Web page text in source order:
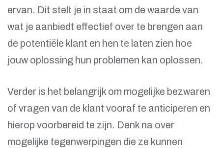
ervan. Dit stelt je in staat om de waarde van
wat je aanbiedt effectief over te brengen aan
de potentiële klant en hen te laten zien hoe
jouw oplossing hun problemen kan oplossen.
Verder is het belangrijk om mogelijke bezwaren
of vragen van de klant vooraf te anticiperen en
hierop voorbereid te zijn. Denk na over
mogelijke tegenwerpingen die ze kunnen